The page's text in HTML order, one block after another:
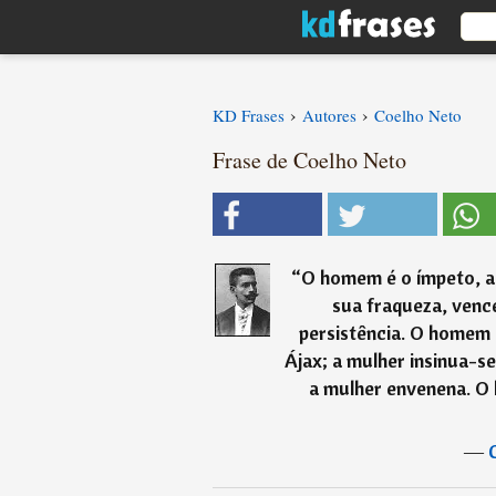
KD Frases › Autores › Coelho Neto
Frase de Coelho Neto
“O homem é o ímpeto,
sua fraqueza,
persistência. O
Ájax; a mulher insinua-
a mulher envenena.
―